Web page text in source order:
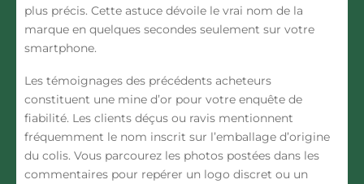
plus précis. Cette astuce dévoile le vrai nom de la
marque en quelques secondes seulement sur votre
smartphone.
Les témoignages des précédents acheteurs
constituent une mine d’or pour votre enquête de
fiabilité. Les clients déçus ou ravis mentionnent
fréquemment le nom inscrit sur l’emballage d’origine
du colis. Vous parcourez les photos postées dans les
commentaires pour repérer un logo discret ou un